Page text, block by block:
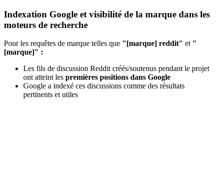
Indexation Google et visibilité de la marque dans les
moteurs de recherche
Pour les requêtes de marque telles que "[marque] reddit" et "
[marque]" :
Les fils de discussion Reddit créés/soutenus pendant le projet
ont atteint les premières positions dans Google
Google a indexé ces discussions comme des résultats
pertinents et utiles